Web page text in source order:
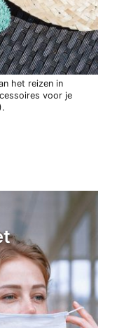
het reizen in
voor je